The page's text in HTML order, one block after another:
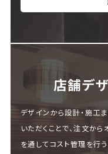
店舗デ
デザインから設計・施工
いただくことで、注文か
を通してコスト管理を行